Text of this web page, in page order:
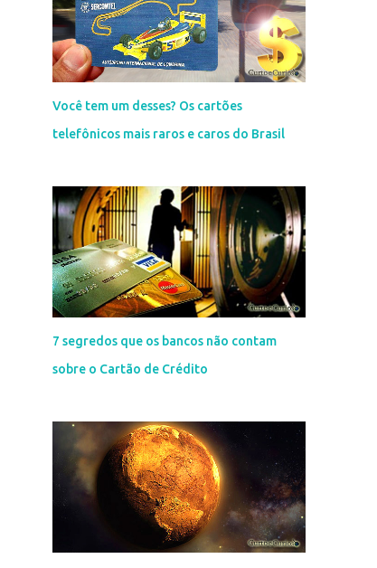
Você tem um desses? Os cartões
telefônicos mais raros e caros do Brasil
7 segredos que os bancos não contam
sobre o Cartão de Crédito